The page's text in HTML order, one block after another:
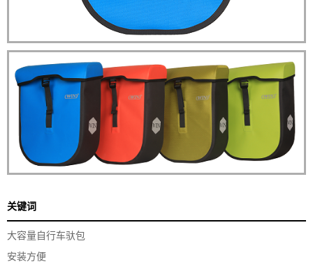
关键词
大容量自行车驮包
安装方便